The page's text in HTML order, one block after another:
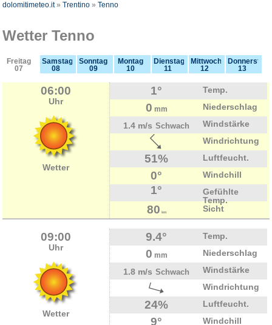
dolomitimeteo.it»Trentino »Tenno
Wetter Tenno
Freitag
07
Samstag
08
Sonntag
09
Montag
10
Dienstag
11
Mittwoch
12
Donnerstag
13
06:00
Uhr
Wetter
1° Temp.
0 mm
Niederschlag
1.4 m/s Schwach
Windstärke
Windrichtung
51% Luftfeucht.
0° Windchill
1°
Gefühlte
Temp.
80 km Sicht
09:00
Uhr
Wetter
9.4° Temp.
0 mm
Niederschlag
1.8 m/s Schwach
Windstärke
Windrichtung
24% Luftfeucht.
9° Windchill